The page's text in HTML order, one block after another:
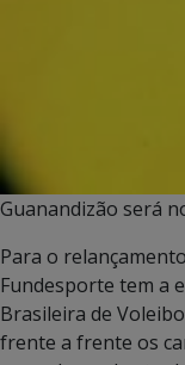
Guanandizão será
Para o
Fundesporte tem a
Brasileira de
frente a frente os